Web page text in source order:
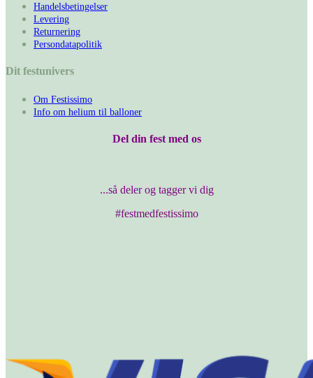
Handelsbetingelser
Levering
Returnering
Persondatapolitik
Dit festunivers
Om Festissimo
Info om helium til balloner
Del din fest med os
...så deler og tagger vi dig
#festmedfestissimo